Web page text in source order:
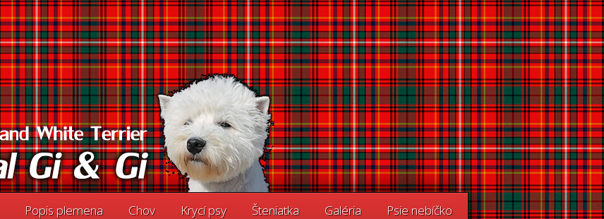
Popis plemena Chov Krycí psy Šteniatka Galéria Psie nebíčko